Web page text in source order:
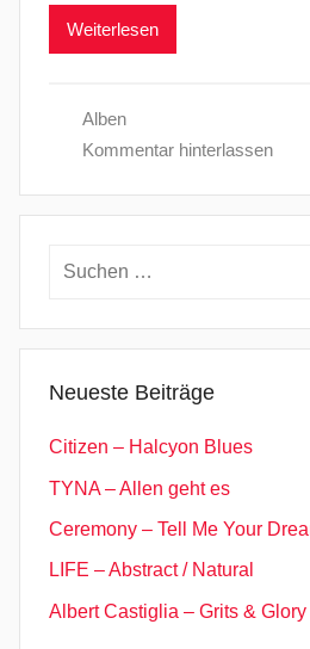
Weiterlesen
Alben
Kommentar hinterlassen
Suchen
Neueste Beiträge
Citizen – Halcyon Blues
TYNA – Allen geht es
Ceremony – Tell Me Your
LIFE – Abstract / Natural
Albert Castiglia – Grits & Glory